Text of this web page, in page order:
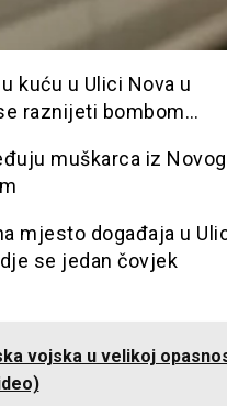
kuću u Ulici Nova u
raznijeti bombom…
muškarca iz Novog
mjesto događaja u
se jedan čovjek
vojska u velikoj